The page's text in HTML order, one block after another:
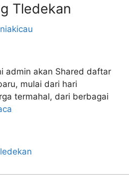
Tledekan
admin akan Shared daftar
mulai dari hari
termahal, dari berbagai